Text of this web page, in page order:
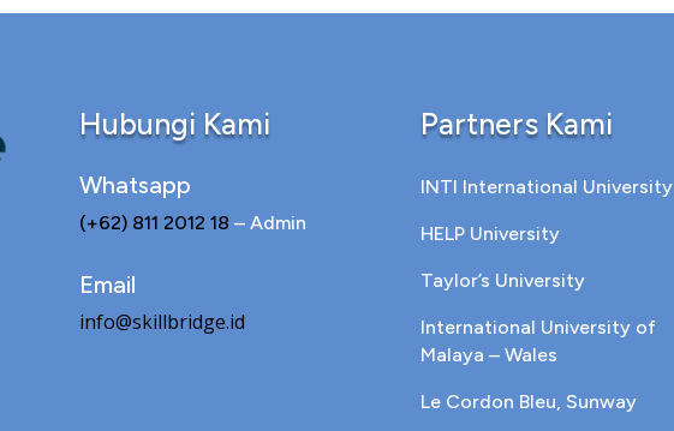
Hubungi Kami
Whatsapp
(+62) 811 2012 18 – Admin
Email
info@skillbridge.id
Partners Kami
INTI International University
HELP University
Taylor’s University
International University of
Malaya – Wales
Le Cordon Bleu, Sunway